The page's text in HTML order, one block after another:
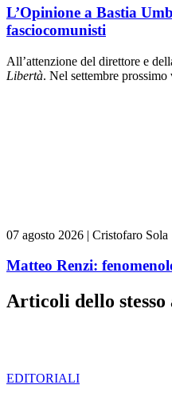
L’Opinione a Bastia
fasciocomunisti
All’attenzione del direttore e
Libertà. Nel settembre prossimo
07 agosto 2026 | Cristofaro Sola
Matteo Renzi:
Articoli dello stesso
EDITORIALI